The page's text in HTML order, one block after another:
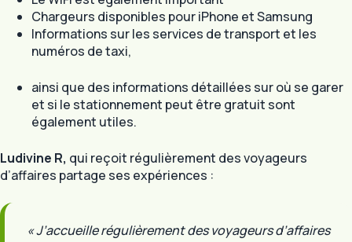
Chargeurs disponibles pour iPhone et Samsung
Informations sur les services de transport et les
numéros de taxi,
ainsi que des informations détaillées sur où se garer
et si le stationnement peut être gratuit sont
également utiles.
Ludivine R, qui reçoit régulièrement des voyageurs
d’affaires partage ses expériences :
« J’accueille régulièrement des voyageurs d’affaires